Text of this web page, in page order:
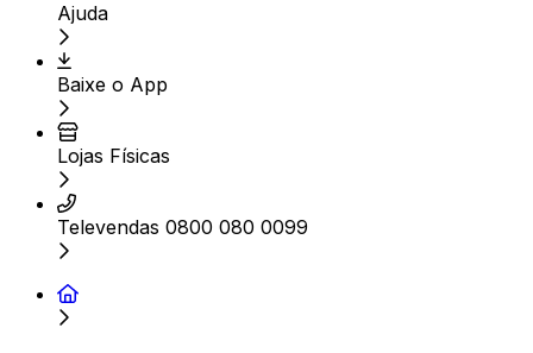
Ajuda
Baixe o App
Lojas Físicas
Televendas 0800 080 0099